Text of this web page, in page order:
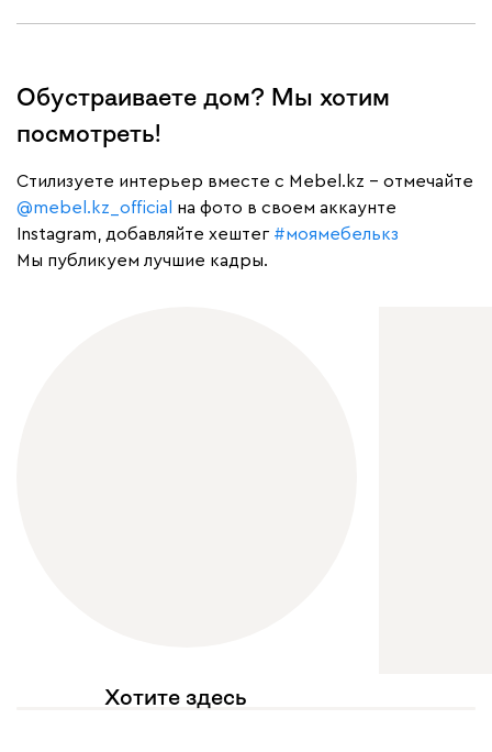
Обустраиваете дом? Мы хотим
посмотреть!
Cтилизуете интерьер вместе с Mebel.kz – отмечайте
@mebel.kz_official
на фото в своем аккаунте
Instagram, добавляйте хештег #моямебелькз
Мы публикуем лучшие кадры.
Хотите здесь